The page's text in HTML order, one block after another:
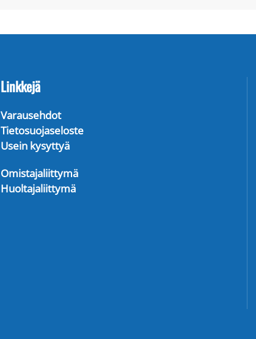
Linkkejä
Varausehdot
Tietosuojaseloste
Usein kysyttyä
Omistajaliittymä
Huoltajaliittymä